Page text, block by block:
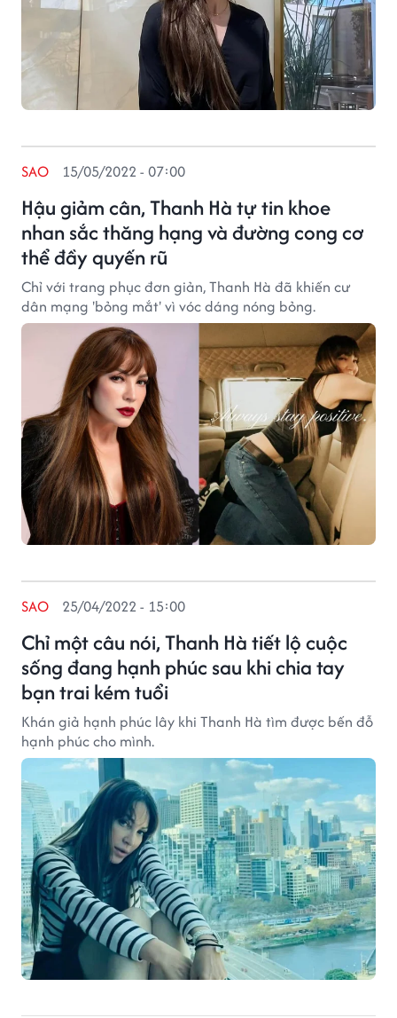
Hậu giảm cân, Thanh Hà tự tin khoe
nhan sắc thăng hạng và đường cong cơ
thể đầy quyến rũ
SAO 15/05/2022 - 07:00
Chỉ với trang phục đơn giản, Thanh Hà đã khiến cư
dân mạng 'bỏng mắt' vì vóc dáng nóng bỏng.
Chỉ một câu nói, Thanh Hà tiết lộ cuộc
sống đang hạnh phúc sau khi chia tay
bạn trai kém tuổi
SAO 25/04/2022 - 15:00
Khán giả hạnh phúc lây khi Thanh Hà tìm được bến đỗ
hạnh phúc cho mình.